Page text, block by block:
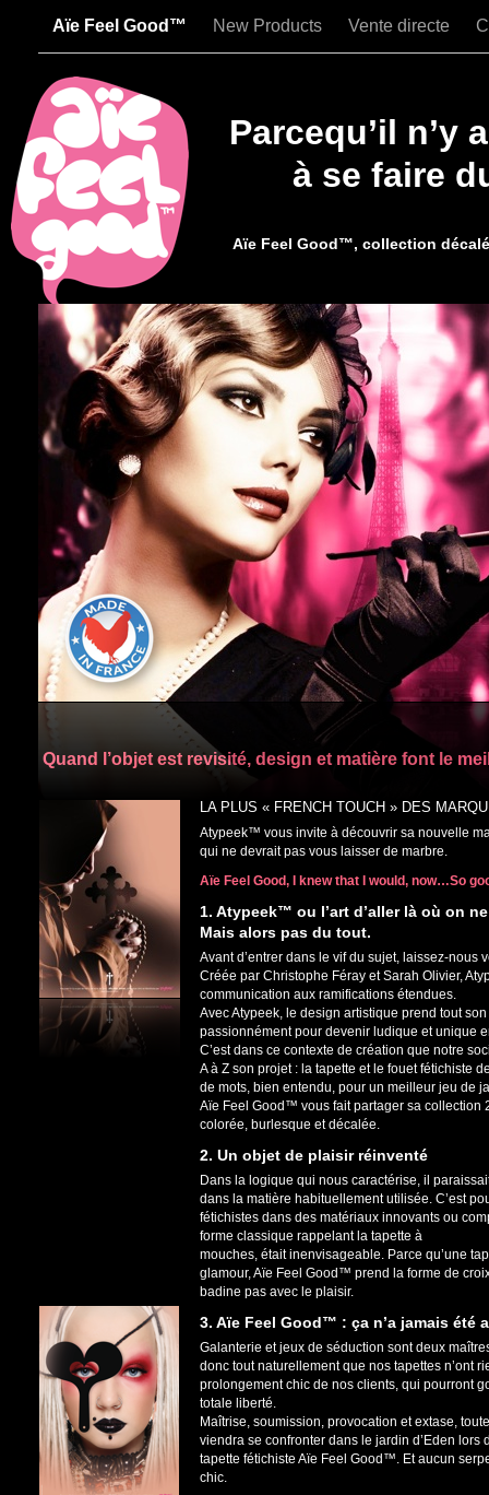
Aïe Feel Good™ New Products Vente directe
Parcequ’il n’y
à se faire
Aïe Feel Good™, collection
LA PLUS « FRENCH TOUCH » DES
Atypeek™ vous invite à découvrir sa nouvelle
qui ne devrait pas vous laisser de marbre.
Aïe Feel Good, I knew that I would, now…So
1. Atypeek™ ou l’art d’aller là où on
Mais alors pas du tout.
Avant d’entrer dans le vif du sujet, laissez-nous
Créée par Christophe Féray et Sarah Olivier,
communication aux ramifications étendues.
Avec Atypeek, le design artistique prend tout
passionnément pour devenir ludique et unique
C’est dans ce contexte de création que notre
A à Z son projet : la tapette et le fouet fétichiste
de mots, bien entendu, pour un meilleur jeu de
Aïe Feel Good™ vous fait partager sa collection
colorée, burlesque et décalée.
2. Un objet de plaisir réinventé
Dans la logique qui nous caractérise, il
dans la matière habituellement utilisée. C’est
fétichistes dans des matériaux innovants ou
forme classique rappelant la tapette à
mouches, était inenvisageable. Parce qu’une
glamour, Aïe Feel Good™ prend la forme de
badine pas avec le plaisir.
3. Aïe Feel Good™ : ça n’a jamais été
Galanterie et jeux de séduction sont deux
donc tout naturellement que nos tapettes n’ont
prolongement chic de nos clients, qui pourront
totale liberté.
Maîtrise, soumission, provocation et extase,
viendra se confronter dans le jardin d’Eden
tapette fétichiste Aïe Feel Good™. Et aucun
chic.
Quand l’objet est revisité, design et matière font le